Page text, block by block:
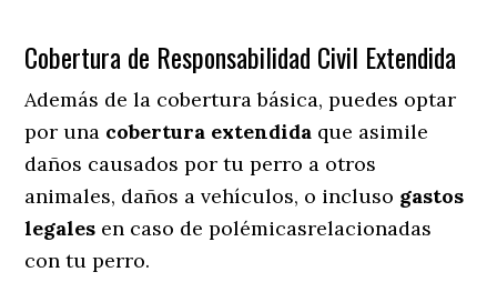
Cobertura de Responsabilidad Civil Extendida
Además de la cobertura básica, puedes optar
por una cobertura extendida que asimile
daños causados por tu perro a otros
animales, daños a vehículos, o incluso gastos
legales en caso de polémicasrelacionadas
con tu perro.